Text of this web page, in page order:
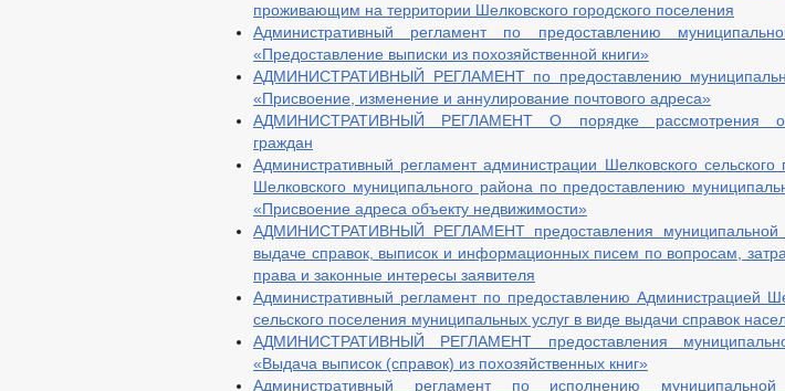
проживающим на территории Шелковского городского поселения
Административный регламент по предоставлению
«Предоставление выписки из похозяйственной книги»
АДМИНИСТРАТИВНЫЙ РЕГЛАМЕНТ по предоставлению
«Присвоение, изменение и аннулирование почтового адреса»
АДМИНИСТРАТИВНЫЙ РЕГЛАМЕНТ О порядке рассмотрения
граждан
Административный регламент администрации Шелковского сельского
Шелковского муниципального района по предоставлению
«Присвоение адреса объекту недвижимости»
АДМИНИСТРАТИВНЫЙ РЕГЛАМЕНТ предоставления муниципальной
выдаче справок, выписок и информационных писем по вопросам,
права и законные интересы заявителя
Административный регламент по предоставлению Администрацией
сельского поселения муниципальных услуг в виде выдачи справок
АДМИНИСТРАТИВНЫЙ РЕГЛАМЕНТ предоставления
«Выдача выписок (справок) из похозяйственных книг»
Административный регламент по исполнению